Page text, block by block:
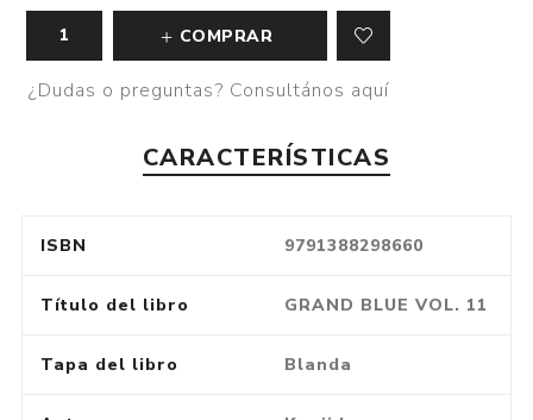
COMPRAR
¿Dudas o preguntas? Consultános aquí
CARACTERÍSTICAS
ISBN 9791388298660
Título del libro GRAND BLUE VOL. 11
Tapa del libro Blanda